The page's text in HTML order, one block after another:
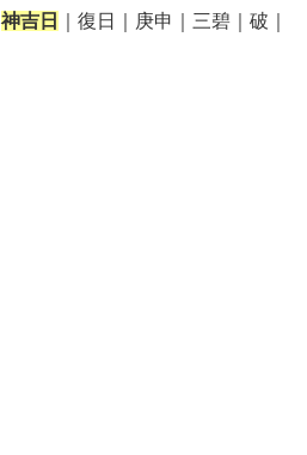
神吉日
｜復日｜庚申｜三碧｜破｜